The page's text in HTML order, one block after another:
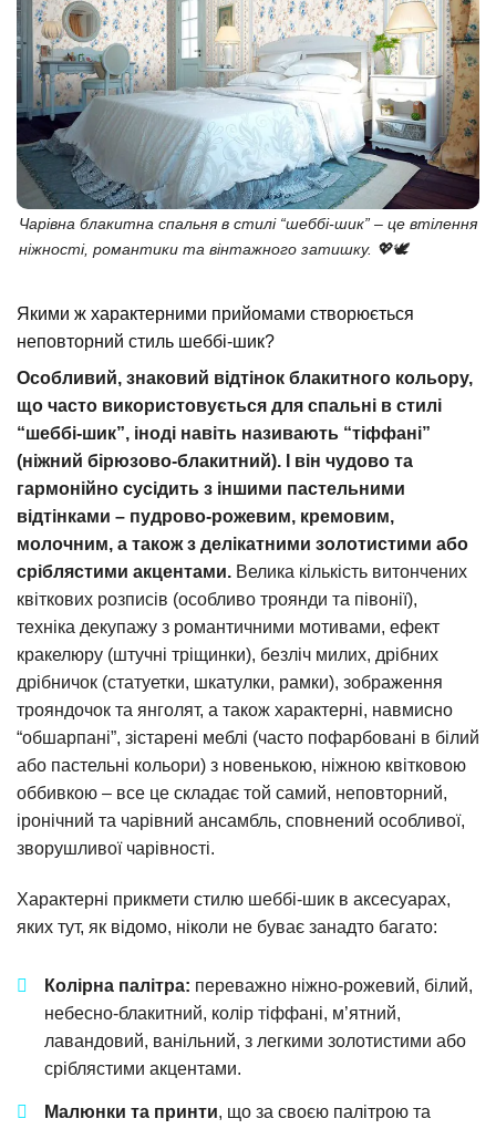
Чарівна блакитна спальня в стилі “шеббі-шик” – це втілення
ніжності, романтики та вінтажного затишку. 💖🕊️
Якими ж характерними прийомами створюється
неповторний стиль шеббі-шик?
Особливий, знаковий відтінок блакитного кольору,
що часто використовується для спальні в стилі
“шеббі-шик”, іноді навіть називають “тіффані”
(ніжний бірюзово-блакитний). І він чудово та
гармонійно сусідить з іншими пастельними
відтінками – пудрово-рожевим, кремовим,
молочним, а також з делікатними золотистими або
сріблястими акцентами. Велика кількість витончених
квіткових розписів (особливо троянди та півонії),
техніка декупажу з романтичними мотивами, ефект
кракелюру (штучні тріщинки), безліч милих, дрібних
дрібничок (статуетки, шкатулки, рамки), зображення
трояндочок та янголят, а також характерні, навмисно
“обшарпані”, зістарені меблі (часто пофарбовані в білий
або пастельні кольори) з новенькою, ніжною квітковою
оббивкою – все це складає той самий, неповторний,
іронічний та чарівний ансамбль, сповнений особливої,
зворушливої чарівності.
Характерні прикмети стилю шеббі-шик в аксесуарах,
яких тут, як відомо, ніколи не буває занадто багато:
Колірна палітра: переважно ніжно-рожевий, білий,
небесно-блакитний, колір тіффані, м’ятний,
лавандовий, ванільний, з легкими золотистими або
сріблястими акцентами.
Малюнки та принти, що за своєю палітрою та